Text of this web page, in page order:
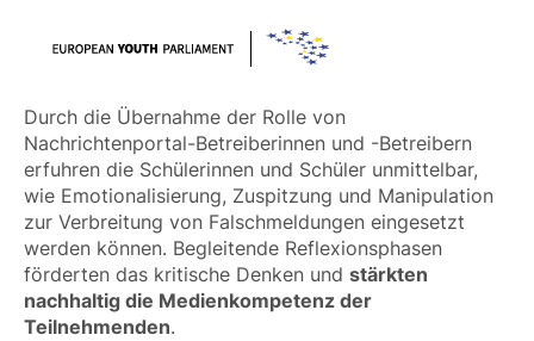
Durch die Übernahme der Rolle von
Nachrichtenportal-Betreiberinnen und -Betreibern
erfuhren die Schülerinnen und Schüler unmittelbar,
wie Emotionalisierung, Zuspitzung und Manipulation
zur Verbreitung von Falschmeldungen eingesetzt
werden können. Begleitende Reflexionsphasen
förderten das kritische Denken und stärkten
nachhaltig die Medienkompetenz der
Teilnehmenden.